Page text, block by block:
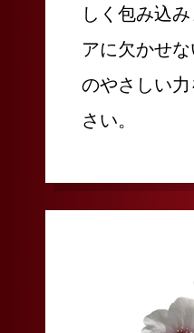
しく包み込
アに欠かせ
のやさしい
さい。